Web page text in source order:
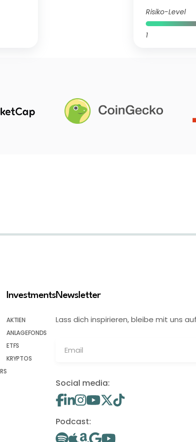
Risiko-Level
1
Investments
AKTIEN
ANLAGEFONDS
ETFS
KRYPTOS
Newsletter
Lass dich inspirieren, bleibe mit uns
Social media:
Podcast: